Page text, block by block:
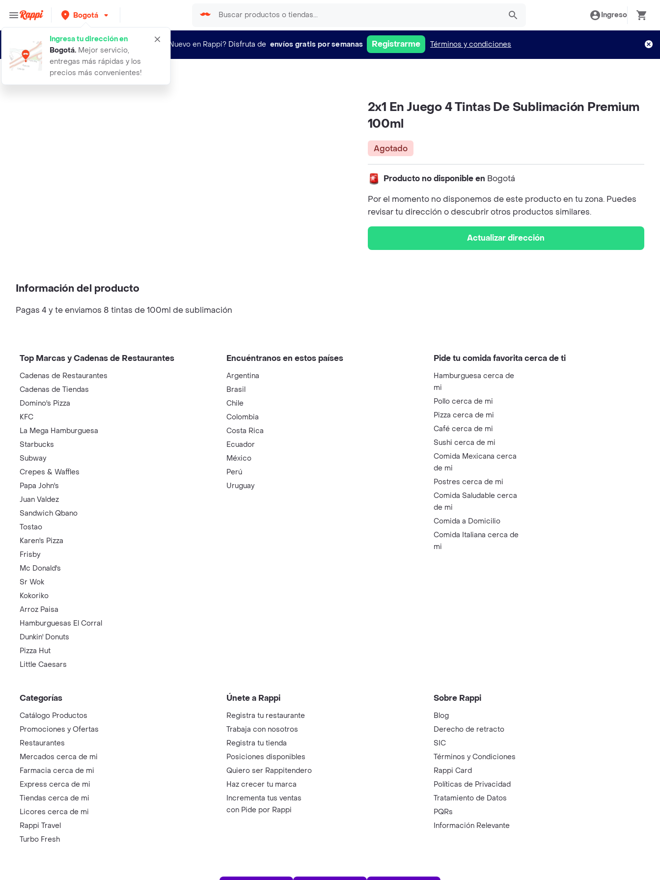
Bogotá
Ingresa tu dirección en
Bogotá. Mejor servicio,
entregas más rápidas y los
precios más convenientes!
Ingreso
¿Nuevo en Rappi? Disfruta de envíos gratis por semanas Registrarme Términos y condiciones
2x1 en juego 4 tintas de sublimacio
2x1 En Juego 4 Tintas De Sublimación Premium
100ml
Agotado
Producto no disponible en Bogotá
Por el momento no disponemos de este producto en tu zona. Puedes
revisar tu dirección o descubrir otros productos similares.
Actualizar dirección
Información del producto
Pagas 4 y te enviamos 8 tintas de 100ml de sublimación
Top Marcas y Cadenas de Restaurantes
Cadenas de Restaurantes
Cadenas de Tiendas
Domino's Pizza
KFC
La Mega Hamburguesa
Starbucks
Subway
Crepes & Waffles
Papa John's
Juan Valdez
Sandwich Qbano
Tostao
Karen's Pizza
Frisby
Mc Donald's
Sr Wok
Kokoriko
Arroz Paisa
Hamburguesas El Corral
Dunkin' Donuts
Pizza Hut
Little Caesars
Encuéntranos en estos países
Argentina
Brasil
Chile
Colombia
Costa Rica
Ecuador
México
Perú
Uruguay
Pide tu comida favorita cerca de ti
Hamburguesa cerca de
mi
Pollo cerca de mi
Pizza cerca de mi
Café cerca de mi
Sushi cerca de mi
Comida Mexicana cerca
de mi
Postres cerca de mi
Comida Saludable cerca
de mi
Comida a Domicilio
Comida Italiana cerca de
mi
Categorías
Catálogo Productos
Promociones y Ofertas
Restaurantes
Mercados cerca de mi
Farmacia cerca de mi
Express cerca de mi
Tiendas cerca de mi
Licores cerca de mi
Rappi Travel
Turbo Fresh
Únete a Rappi
Registra tu restaurante
Trabaja con nosotros
Registra tu tienda
Posiciones disponibles
Quiero ser Rappitendero
Haz crecer tu marca
Incrementa tus ventas
con Pide por Rappi
Sobre Rappi
Blog
Derecho de retracto
SIC
Términos y Condiciones
Rappi Card
Políticas de Privacidad
Tratamiento de Datos
PQRs
Información Relevante